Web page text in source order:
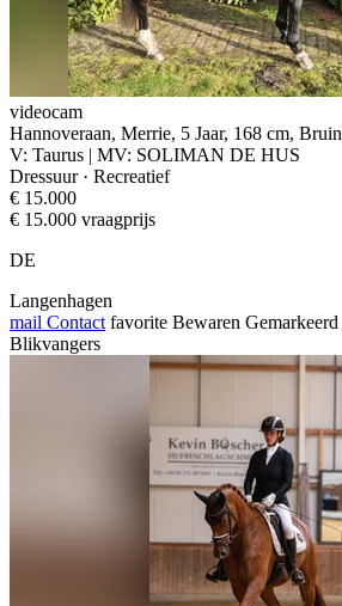
videocam
Hannoveraan, Merrie, 5 Jaar, 168 cm, Bruin
V: Taurus | MV: SOLIMAN DE HUS
Dressuur · Recreatief
€ 15.000
€ 15.000 vraagprijs
DE
Langenhagen
mail Contact favorite Bewaren Gemarkeerd
Blikvangers